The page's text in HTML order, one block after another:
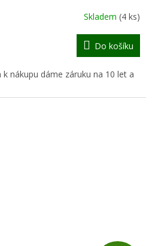
R
M
A
Skladem (4 ks)
Do košíku
nákupu dáme záruku na 10 let a